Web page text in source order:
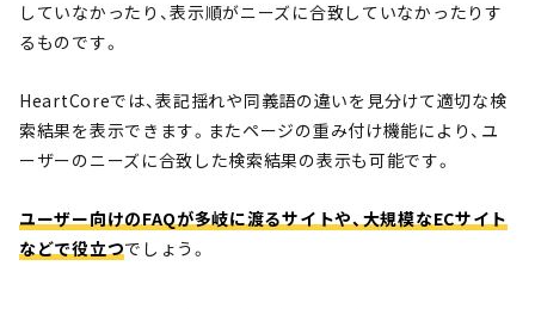
していなかったり、表示順がニーズに合致していなかったりす
るものです。
HeartCoreでは、表記揺れや同義語の違いを見分けて適切な検
索結果を表示できます。またページの重み付け機能により、ユ
ーザーのニーズに合致した検索結果の表示も可能です。
ユーザー向けのFAQが多岐に渡るサイトや、大規模なECサイト
などで役立つでしょう。